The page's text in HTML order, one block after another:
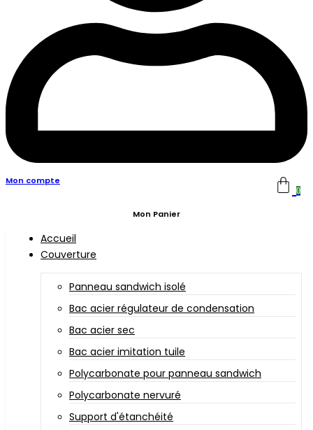
Mon compte
0
Mon Panier
Accueil
Couverture
Panneau sandwich isolé
Bac acier régulateur de condensation
Bac acier sec
Bac acier imitation tuile
Polycarbonate pour panneau sandwich
Polycarbonate nervuré
Support d'étanchéité